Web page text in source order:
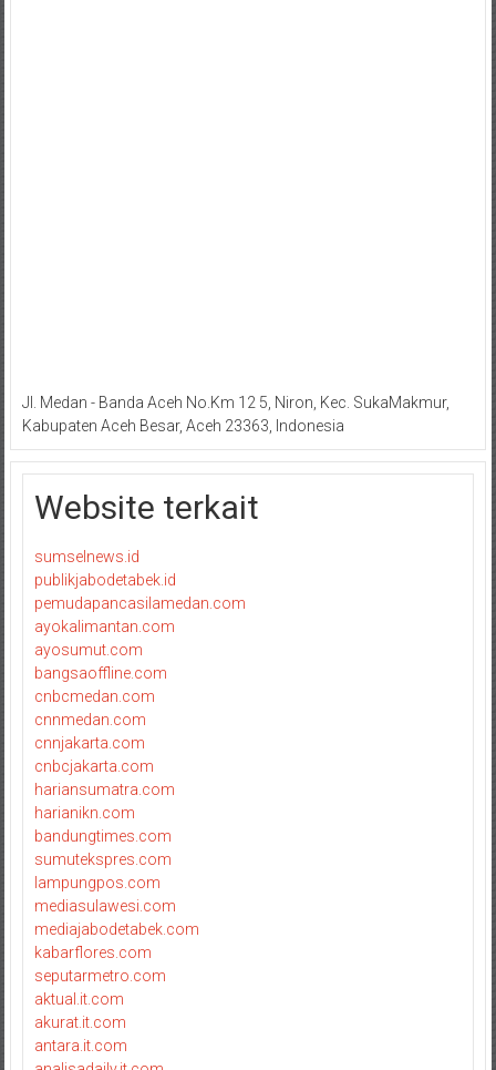
Jl. Medan - Banda Aceh No.Km 12 5, Niron, Kec. SukaMakmur,
Kabupaten Aceh Besar, Aceh 23363, Indonesia
Website terkait
sumselnews.id
publikjabodetabek.id
pemudapancasilamedan.com
ayokalimantan.com
ayosumut.com
bangsaoffline.com
cnbcmedan.com
cnnmedan.com
cnnjakarta.com
cnbcjakarta.com
hariansumatra.com
harianikn.com
bandungtimes.com
sumutekspres.com
lampungpos.com
mediasulawesi.com
mediajabodetabek.com
kabarflores.com
seputarmetro.com
aktual.it.com
akurat.it.com
antara.it.com